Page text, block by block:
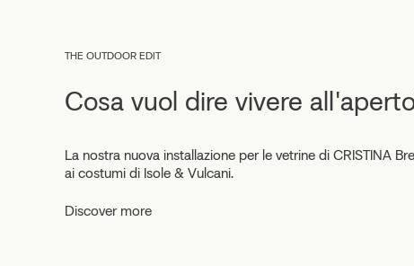
THE OUTDOOR EDIT
Cosa vuol dire vivere
La nostra nuova installazione per le vetrine di CRISTINA
ai costumi di Isole & Vulcani.
Discover more